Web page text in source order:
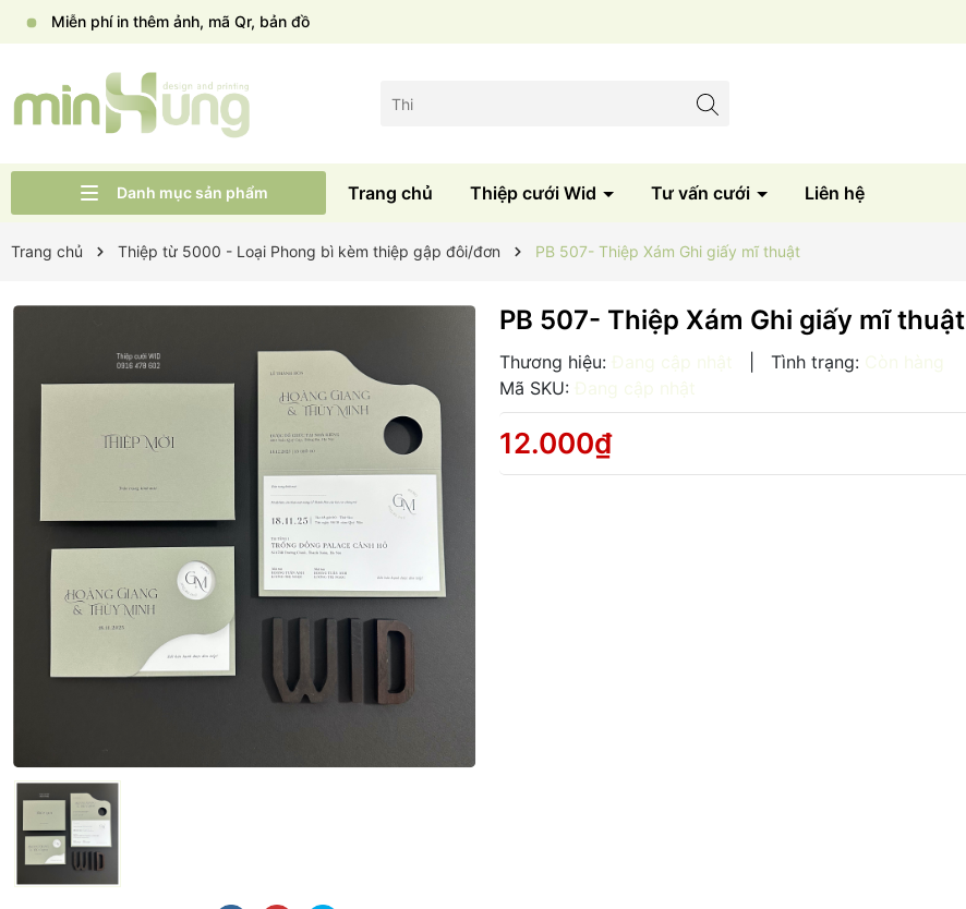
Miễn phí in thêm ảnh, mã Qr, bản đồ
Danh mục sản phẩm Trang chủ Thiệp cưới Wid Tư vấn cưới Liên hệ
Trang chủ Thiệp từ 5000 - Loại Phong bì kèm thiệp gập đôi/đơn PB 507- Thiệp Xám Ghi giấy mĩ thuật
PB 507- Thiệp Xám Ghi giấy mĩ thuật
Thương hiệu: Đang cập nhật Tình trạng: Còn hàng
Mã SKU: Đang cập nhật
12.000₫